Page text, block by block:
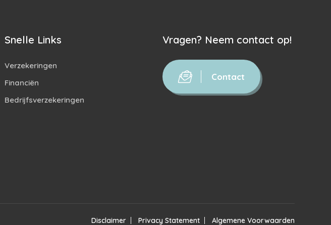
Snelle Links
Verzekeringen
Financiën
Bedrijfsverzekeringen
Vragen? Neem contact op!
Contact
Disclaimer Privacy Statement Algemene Voorwaarden